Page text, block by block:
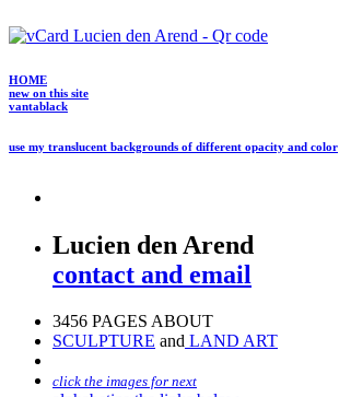
HOME
new on this site
vantablack
use my translucent backgrounds of different opacity and color
Lucien den Arend
contact and email
3456 PAGES ABOUT
SCULPTURE and LAND ART
click the images for next